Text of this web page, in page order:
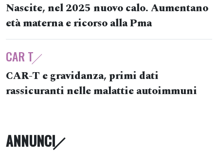
Nascite, nel 2025 nuovo calo. Aumentano
età materna e ricorso alla Pma
CAR T
CAR-T e gravidanza, primi dati
rassicuranti nelle malattie autoimmuni
ANNUNCI